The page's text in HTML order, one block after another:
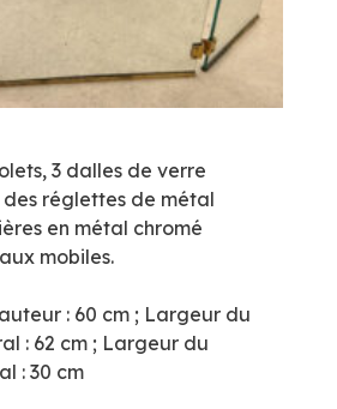
3 dalles de verre
réglettes de métal
en métal chromé
mobiles.
: 60 cm ; Largeur du
: 62 cm ; Largeur du
: 30 cm